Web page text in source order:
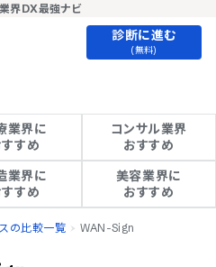
界DX最強ナビ
診断に進む
(無料)
業界に
すめ
コンサル業界
おすすめ
業界に
すめ
美容業界に
おすすめ
の比較一覧 WAN-Sign